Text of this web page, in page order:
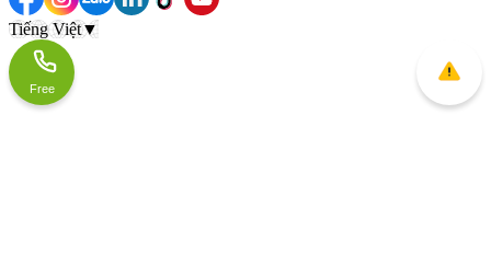
Tiếng Việt▼
Free